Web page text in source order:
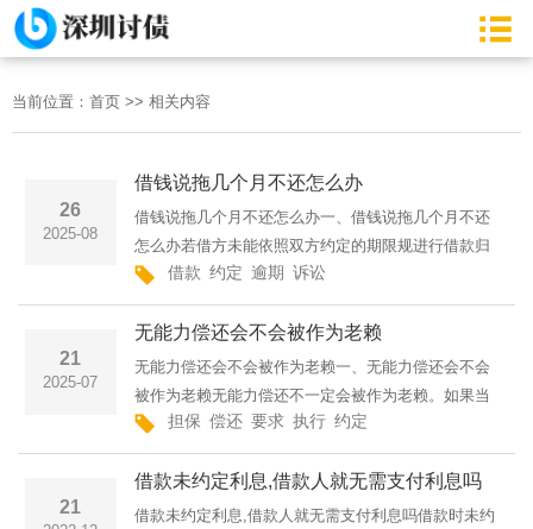
当前位置： 首页 >> 相关内容
26
2025-08
借钱说拖几个月不还怎么办
借钱说拖几个月不还怎么办一、借钱说拖几个月不还
怎么办若借方未能依照双方约定的期限规进行借款归
还，依据我国现行《中华人民共和国民法典》第六百
七十六条之规定，该方将被强制要求依照原有的约定
或参照国家相关法···
借款 约定 逾期 诉讼
21
2025-07
无能力偿还会不会被作为老赖
无能力偿还会不会被作为老赖一、无能力偿还会不会
被作为老赖无能力偿还不一定会被作为老赖。如果当
事人确实没有偿还能力的，不属于老赖；但是当事人
如果符合有履行能力而拒不履行生效法律文书确定的
义务等情形的，则···
担保 偿还 要求 执行 约定
21
借款未约定利息,借款人就无需支付利息吗
借款未约定利息,借款人就无需支付利息吗借款时未约